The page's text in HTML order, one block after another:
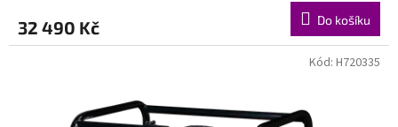
32 490 Kč Do košíku
Kód: H720335